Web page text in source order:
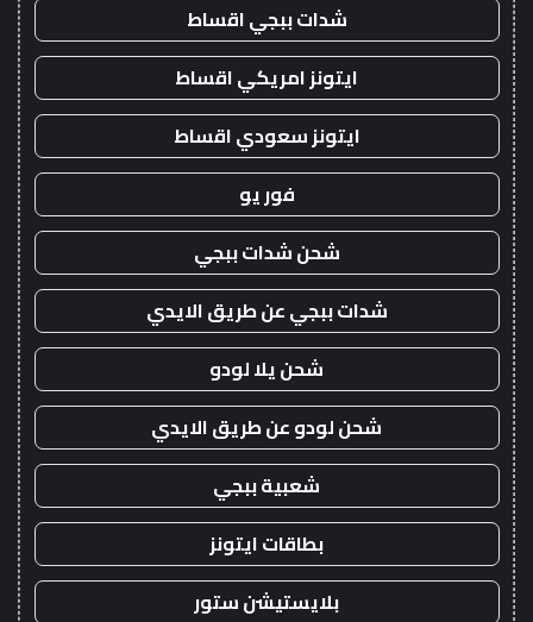
شدات ببجي اقساط
ايتونز امريكي اقساط
ايتونز سعودي اقساط
فور يو
شحن شدات ببجي
شدات ببجي عن طريق الايدي
شحن يلا لودو
شحن لودو عن طريق الايدي
شعبية ببجي
بطاقات ايتونز
بلايستيشن ستور